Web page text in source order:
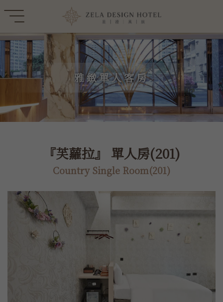
雅緻單人客房
『芙蘿拉』 單人房(201)
Country Single Room(201)